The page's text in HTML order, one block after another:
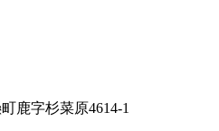
鹿字杉菜原4614-1